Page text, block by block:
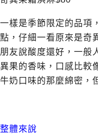
一樣是季節限定的品項
點，仔細一看原來是奇
朋友說酸度還好，一般
異果的香味，口感比較
牛奶口味的那麼綿密，
整體來說